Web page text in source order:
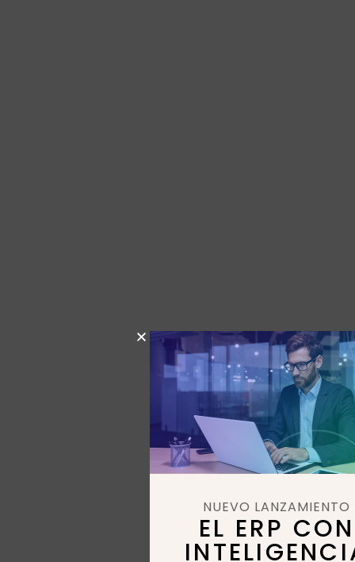
NUEVO LANZAMIENTO
EL ERP CON